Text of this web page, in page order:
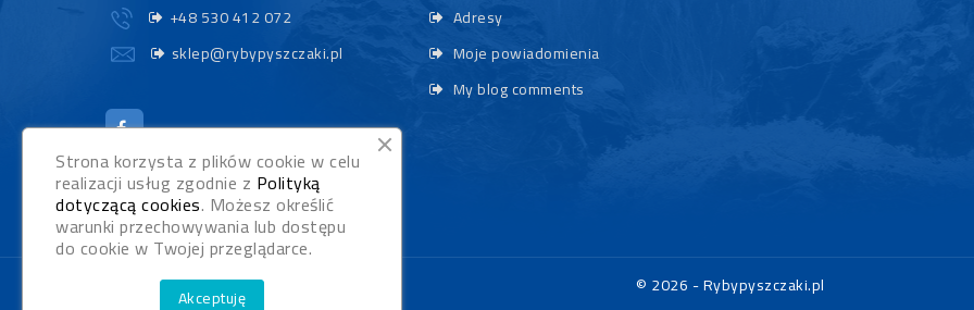
+48 530 412 072
sklep@rybypyszczaki.pl
Adresy
Moje powiadomienia
My blog comments
© 2026 - Rybypyszczaki.pl
Strona korzysta z plików cookie w celu
realizacji usług zgodnie z Polityką
dotyczącą cookies. Możesz określić
warunki przechowywania lub dostępu
do cookie w Twojej przeglądarce.
Akceptuję